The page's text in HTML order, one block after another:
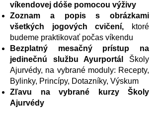
víkendovej dóše pomocou výživy
Zoznam a popis s obrázkami
všetkých jogových cvičení, ktoré
budeme praktikovať počas víkendu​
Bezplatný mesačný prístup na
jedinečnú službu Ayurportál Školy
Ajurvédy, na vybrané moduly: Recepty,
Bylinky, Princípy, Dotazníky, Výskum
Zľavu na vybrané kurzy Školy
Ajurvédy